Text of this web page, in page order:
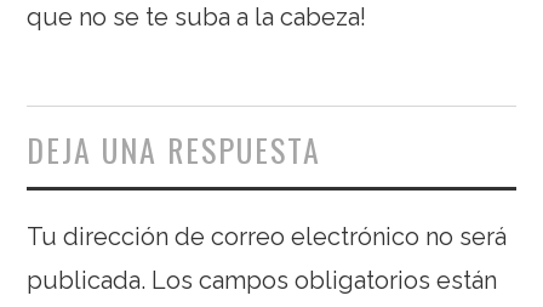
que no se te suba a la cabeza!
DEJA UNA RESPUESTA
Tu dirección de correo electrónico no será
publicada. Los campos obligatorios están